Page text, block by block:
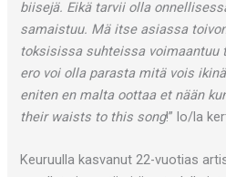
biisejä. Eikä tarvii olla
samaistuu. Mä itse asiassa
toksisissa suhteissa voimaantuu
ero voi olla parasta mitä vois
eniten en malta oottaa et nään
their waists to this song!” lo/la
Keuruulla kasvanut 22-vuotias